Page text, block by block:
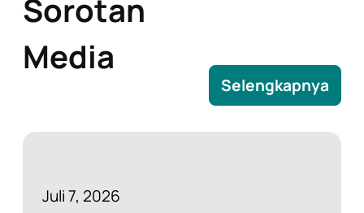
Sorotan
Media
Selengkapnya
Juli 7, 2026